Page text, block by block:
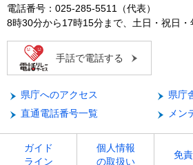
電話番号：025-285-5511（代表）
8時30分から17時15分まで、土日・祝日・
手話で電話する
県庁へのアクセス
県庁
直通電話番号一覧
メン
ガイド
ライン
個人情報
の取扱い
免